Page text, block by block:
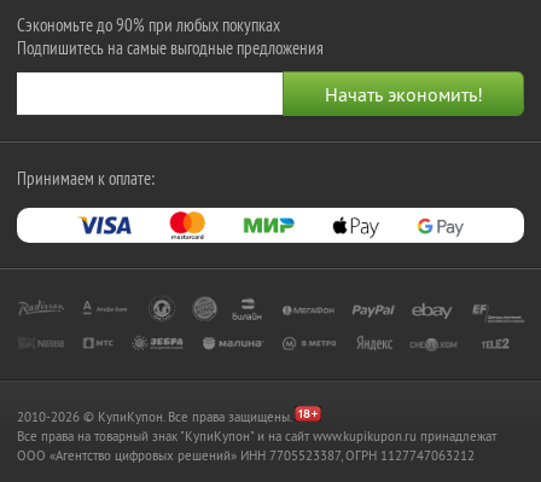
Сэкономьте до 90% при любых покупках
Подпишитесь на самые выгодные предложения
Принимаем к оплате:
2010-2026 © КупиКупон. Все права защищены.
Все права на товарный знак "КупиКупон" и на сайт www.kupikupon.ru принадлежат
OOO «Агентство цифровых решений» ИНН 7705523387, ОГРН 1127747063212